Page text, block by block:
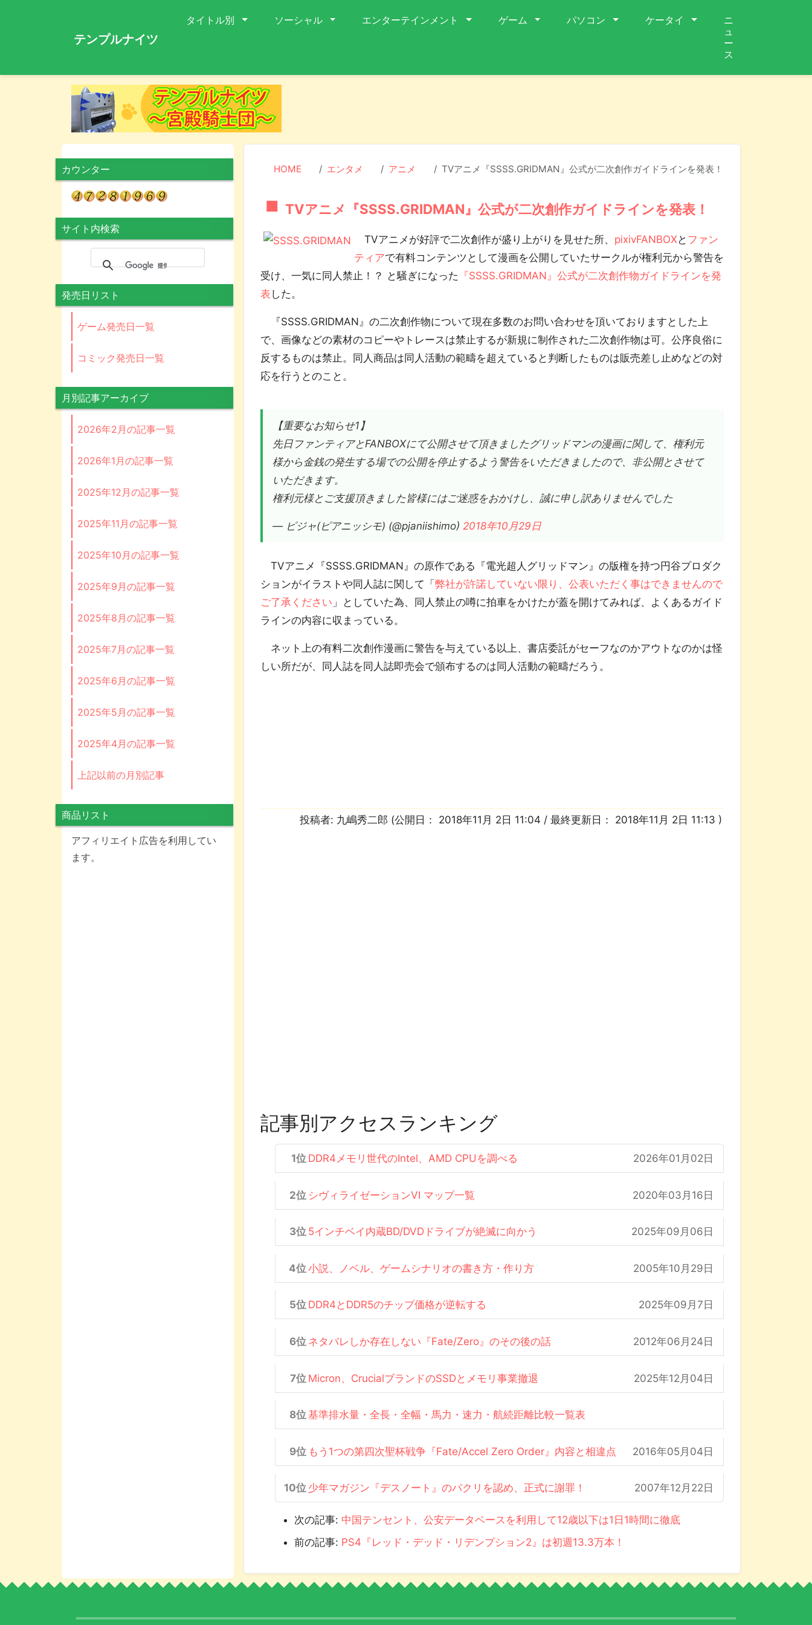
テンプルナイツ
タイトル別 ソーシャル エンターテインメント ゲーム パソコン ケータイ
ニ
ュ
ー
ス
HOME エンタメ アニメ TVアニメ『SSSS.GRIDMAN』公式が二次創作ガイドラインを発表！
TVアニメ『SSSS.GRIDMAN』公式が二次創作ガイドラインを発表！
TVアニメが好評で二次創作が盛り上がりを見せた所、 pixivFANBOXと ファン
ティアで有料コンテンツとして漫画を公開していたサークルが権利元から警告を
受け、一気に同人禁止！？ と騒ぎになった 『SSSS.GRIDMAN』公式が二次創作物ガイドラインを発
表 した。
『SSSS.GRIDMAN』の二次創作物について現在多数のお問い合わせを頂いておりますとした上
で、画像などの素材のコピーやトレースは禁止するが新規に制作された二次創作物は可。公序良俗に
反するものは禁止。同人商品は同人活動の範疇を超えていると判断したものは販売差し止めなどの対
応を行うとのこと。
【重要なお知らせ1】
先日ファンティアとFANBOXにて公開させて頂きましたグリッドマンの漫画に関して、権利元
様から金銭の発生する場での公開を停止するよう警告をいただきましたので、非公開とさせて
いただきます。
権利元様とご支援頂きました皆様にはご迷惑をおかけし、誠に申し訳ありませんでした
— ピジャ(ピアニッシモ) (@pjaniishimo)2018年10月29日
TVアニメ『SSSS.GRIDMAN』の原作である『電光超人グリッドマン』の版権を持つ円谷プロダク
ションがイラストや同人誌に関して「弊社が許諾していない限り、公表いただく事はできませんので
ご了承ください 」としていた為、同人禁止の噂に拍車をかけたが蓋を開けてみれば、よくあるガイド
ラインの内容に収まっている。
ネット上の有料二次創作漫画に警告を与えている以上、書店委託がセーフなのかアウトなのかは怪
しい所だが、同人誌を同人誌即売会で頒布するのは同人活動の範疇だろう。
投稿者: 九嶋秀二郎 (公開日： 2018年11月 2日 11:04 / 最終更新日： 2018年11月 2日 11:13 )
記事別アクセスランキング
DDR4メモリ世代のIntel、AMD CPUを調べる 2026年01月02日
シヴィライゼーションVI マップ一覧 2020年03月16日
5インチベイ内蔵BD/DVDドライブが絶滅に向かう 2025年09月06日
小説、ノベル、ゲームシナリオの書き方・作り方 2005年10月29日
DDR4とDDR5のチップ価格が逆転する 2025年09月7日
ネタバレしか存在しない『Fate/Zero』のその後の話 2012年06月24日
Micron、CrucialブランドのSSDとメモリ事業撤退 2025年12月04日
基準排水量・全長・全幅・馬力・速力・航続距離比較一覧表
もう1つの第四次聖杯戦争『Fate/Accel Zero Order』内容と相違点 2016年05月04日
少年マガジン『デスノート』のパクリを認め、正式に謝罪！ 2007年12月22日
次の記事: 中国テンセント、公安データベースを利用して12歳以下は1日1時間に徹底
前の記事: PS4『レッド・デッド・リデンプション2』は初週13.3万本！
カウンター
サイト内検索
発売日リスト
ゲーム発売日一覧
コミック発売日一覧
月別記事アーカイブ
2026年2月の記事一覧
2026年1月の記事一覧
2025年12月の記事一覧
2025年11月の記事一覧
2025年10月の記事一覧
2025年9月の記事一覧
2025年8月の記事一覧
2025年7月の記事一覧
2025年6月の記事一覧
2025年5月の記事一覧
2025年4月の記事一覧
上記以前の月別記事
商品リスト
アフィリエイト広告を利用してい
ます。